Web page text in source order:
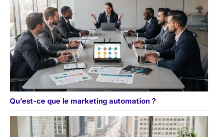
Qu’est-ce que le marketing automation ?